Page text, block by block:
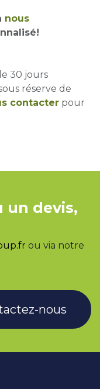
nous
30 jours
réserve de
contacter pour
un devis,
ou via notre
nous